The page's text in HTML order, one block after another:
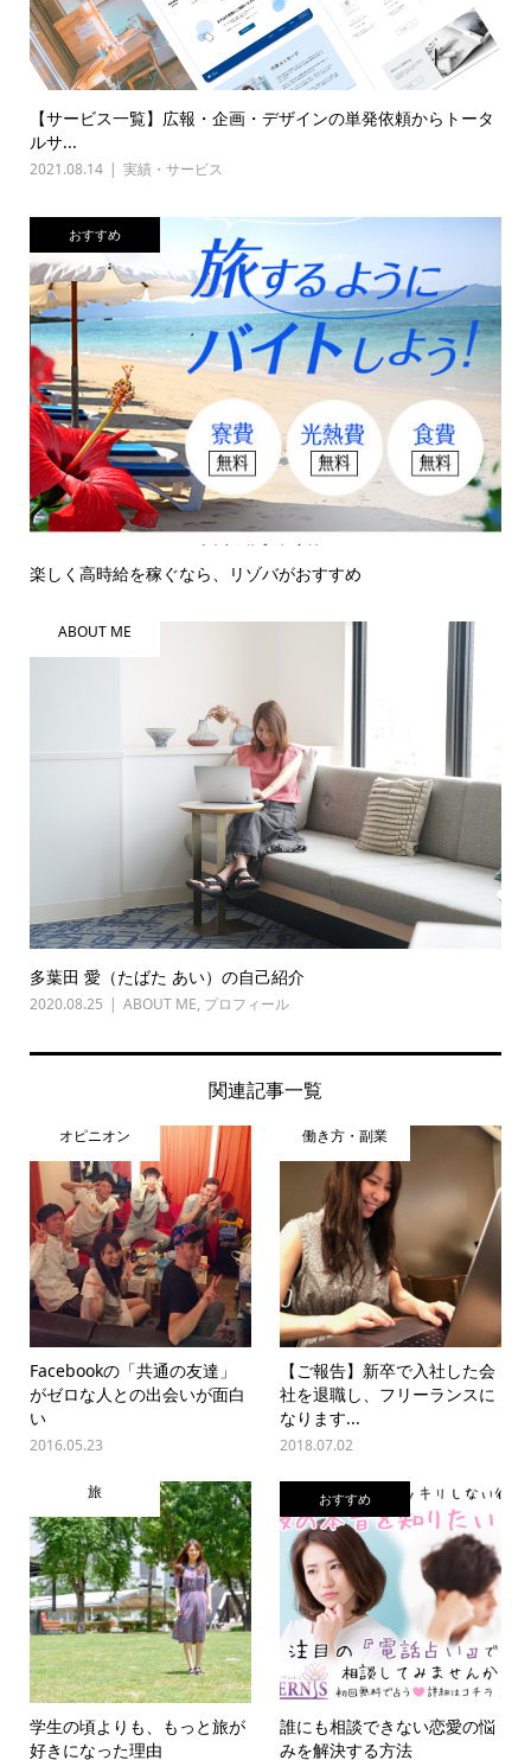
【サービス一覧】広報・企画・デザインの単発依頼からトータ
ルサ...
2021.08.14 実績・サービス
おすすめ
楽しく高時給を稼ぐなら、リゾバがおすすめ
ABOUT ME
多葉田 愛（たばた あい）の自己紹介
2020.08.25 ABOUT ME, プロフィール
関連記事一覧
オピニオン
Facebookの「共通の友達」
がゼロな人との出会いが面白
い
2016.05.23
働き方・副業
【ご報告】新卒で入社した会
社を退職し、フリーランスに
なります...
2018.07.02
旅
学生の頃よりも、もっと旅が
好きになった理由
おすすめ
誰にも相談できない恋愛の悩
みを解決する方法